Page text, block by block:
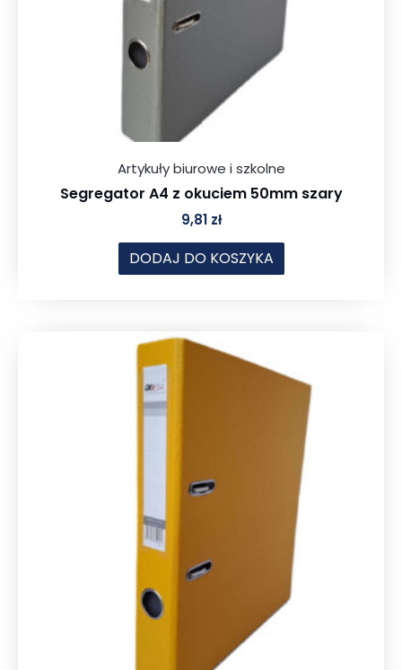
Artykuły biurowe i szkolne
Segregator A4 z okuciem 50mm szary
9,81 zł
DODAJ DO KOSZYKA